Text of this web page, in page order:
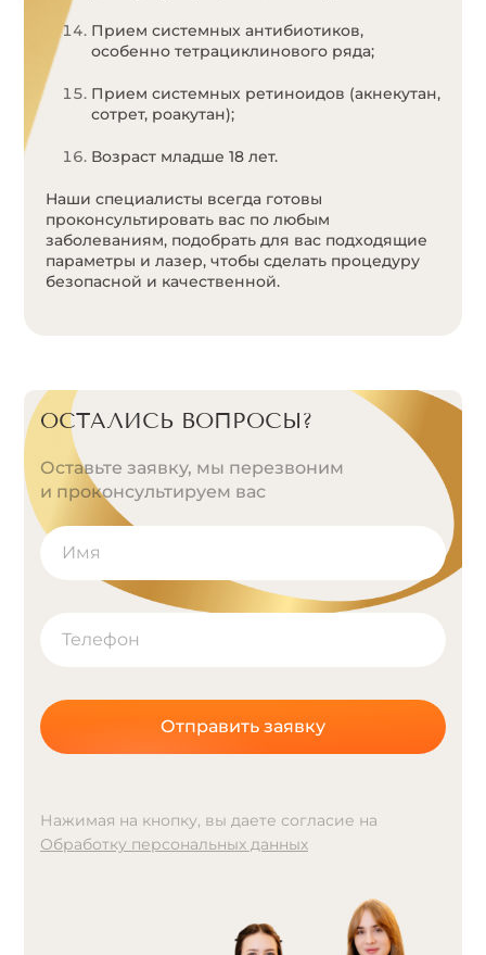
Прием системных антибиотиков,
особенно тетрациклинового ряда;
Прием системных ретиноидов (акнекутан,
сотрет, роакутан);
Возраст младше 18 лет.
Наши специалисты всегда готовы
проконсультировать вас по любым
заболеваниям, подобрать для вас подходящие
параметры и лазер, чтобы сделать процедуру
безопасной и качественной.
ОСТАЛИСЬ ВОПРОСЫ?
Оставьте заявку, мы перезвоним
и проконсультируем вас
Отправить заявку
Нажимая на кнопку, вы даете согласие на
Обработку персональных данных